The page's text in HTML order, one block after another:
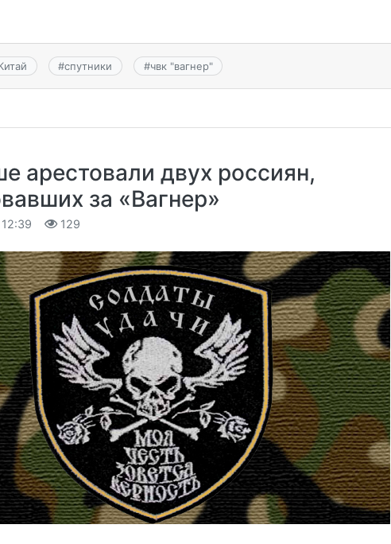
#спутники #чвк "вагнер"
арестовали двух россиян,
за «Вагнер»
129